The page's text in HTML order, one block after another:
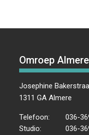
Omroep Almere
Josephine
1311 GA Almere
Telefoon:
036-
Studio:
036-